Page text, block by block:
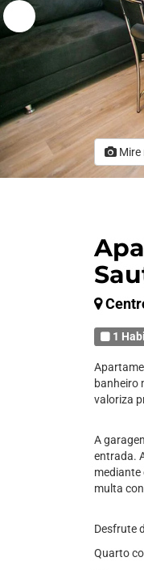
1
banheiro
valoriza
A
entrada.
mediante
multa
Desfrute
Quarto